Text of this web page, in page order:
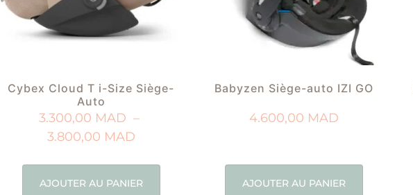
Cybex Cloud T i-Size Siège-
Auto
3.300,00 MAD –
3.800,00 MAD
AJOUTER AU PANIER
Babyzen Siège-auto IZI GO
4.600,00 MAD
AJOUTER AU PANIER